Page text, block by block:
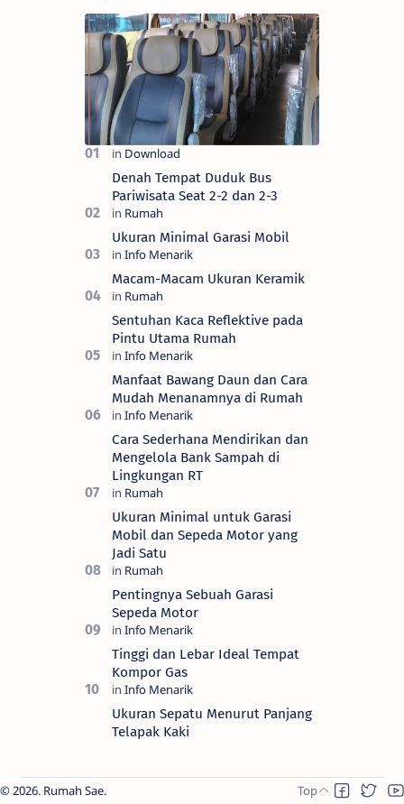
Denah Tempat Duduk Bus
Pariwisata Seat 2-2 dan 2-3
Ukuran Minimal Garasi Mobil
Macam-Macam Ukuran Keramik
Sentuhan Kaca Reflektive pada
Pintu Utama Rumah
Manfaat Bawang Daun dan Cara
Mudah Menanamnya di Rumah
Cara Sederhana Mendirikan dan
Mengelola Bank Sampah di
Lingkungan RT
Ukuran Minimal untuk Garasi
Mobil dan Sepeda Motor yang
Jadi Satu
Pentingnya Sebuah Garasi
Sepeda Motor
Tinggi dan Lebar Ideal Tempat
Kompor Gas
Ukuran Sepatu Menurut Panjang
Telapak Kaki
2026. Rumah Sae.